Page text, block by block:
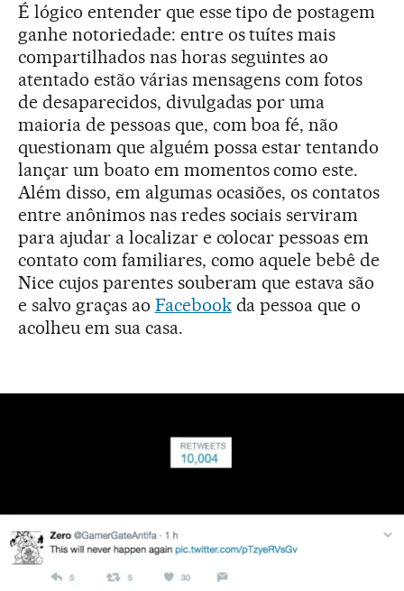
É lógico entender que esse tipo de postagem
ganhe notoriedade: entre os tuítes mais
compartilhados nas horas seguintes ao
atentado estão várias mensagens com fotos
de desaparecidos, divulgadas por uma
maioria de pessoas que, com boa fé, não
questionam que alguém possa estar tentando
lançar um boato em momentos como este.
Além disso, em algumas ocasiões, os contatos
entre anônimos nas redes sociais serviram
para ajudar a localizar e colocar pessoas em
contato com familiares, como aquele bebê de
Nice cujos parentes souberam que estava são
e salvo graças ao Facebookda pessoa que o
acolheu em sua casa.